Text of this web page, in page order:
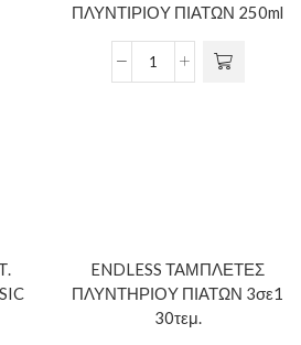
ΠΛΥΝΤΙΡΙΟΥ ΠΙΑΤΩΝ 250ml
ENDLESS ΤΑΜΠΛΕΤΕΣ
ΠΛΥΝΤΗΡΙΟΥ ΠΙΑΤΩΝ 3σε1
30τεμ.